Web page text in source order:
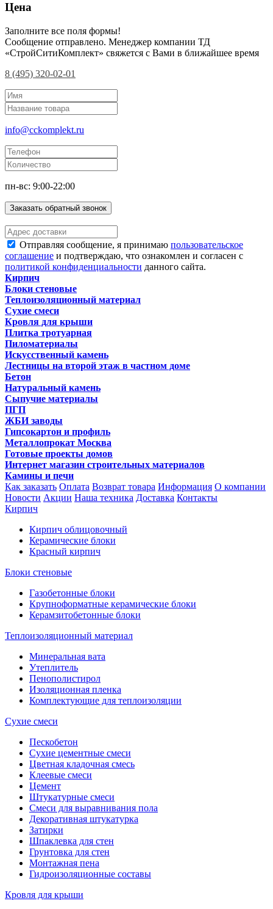
Цена
Заполните все поля формы!
Сообщение отправлено. Менеджер компании ТД
«СтройСитиКомплект» свяжется с Вами в ближайшее время
8 (495) 320-02-01
info@cckomplekt.ru
пн-вс: 9:00-22:00
Заказать обратный звонок
Отправляя сообщение, я принимаю пользовательское
соглашение и подтверждаю, что ознакомлен и согласен с
политикой конфиденциальности данного сайта.
Кирпич
Блоки стеновые
Теплоизоляционный материал
Сухие смеси
Кровля для крыши
Плитка тротуарная
Пиломатериалы
Искусственный камень
Лестницы на второй этаж в частном доме
Бетон
Натуральный камень
Сыпучие материалы
ПГП
ЖБИ заводы
Гипсокартон и профиль
Металлопрокат Москва
Готовые проекты домов
Интернет магазин строительных материалов
Камины и печи
Как заказать Оплата Возврат товара Информация О компании
Новости Акции Наша техника Доставка Контакты
Кирпич
Кирпич облицовочный
Керамические блоки
Красный кирпич
Блоки стеновые
Газобетонные блоки
Крупноформатные керамические блоки
Керамзитобетонные блоки
Теплоизоляционный материал
Минеральная вата
Утеплитель
Пенополистирол
Изоляционная пленка
Комплектующие для теплоизоляции
Сухие смеси
Пескобетон
Сухие цементные смеси
Цветная кладочная смесь
Клеевые смеси
Цемент
Штукатурные смеси
Смеси для выравнивания пола
Декоративная штукатурка
Затирки
Шпаклевка для стен
Грунтовка для стен
Монтажная пена
Гидроизоляционные составы
Кровля для крыши